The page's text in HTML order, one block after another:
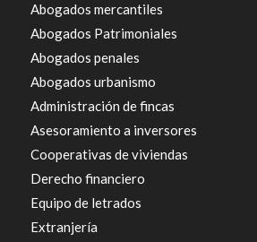
Abogados mercantiles
Abogados Patrimoniales
Abogados penales
Abogados urbanismo
Administración de fincas
Asesoramiento a inversores
Cooperativas de viviendas
Derecho financiero
Equipo de letrados
Extranjería